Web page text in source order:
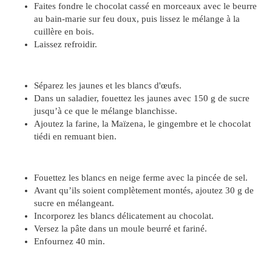
Faites fondre le chocolat cassé en morceaux avec le beurre
au bain-marie sur feu doux, puis lissez le mélange à la
cuillère en bois.
Laissez refroidir.
Séparez les jaunes et les blancs d'œufs.
Dans un saladier, fouettez les jaunes avec 150 g de sucre
jusqu’à ce que le mélange blanchisse.
Ajoutez la farine, la Maïzena, le gingembre et le chocolat
tiédi en remuant bien.
Fouettez les blancs en neige ferme avec la pincée de sel.
Avant qu’ils soient complètement montés, ajoutez 30 g de
sucre en mélangeant.
Incorporez les blancs délicatement au chocolat.
Versez la pâte dans un moule beurré et fariné.
Enfournez 40 min.